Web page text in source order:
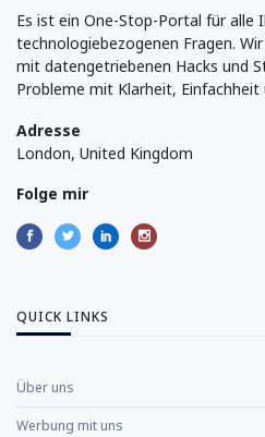
Es ist ein One-Stop-Portal für alle
technologiebezogenen Fragen.
mit datengetriebenen Hacks und
Probleme mit Klarheit, Einfachheit
Adresse
London, United Kingdom
Folge mir
QUICK LINKS
Über uns
Werbung mit uns